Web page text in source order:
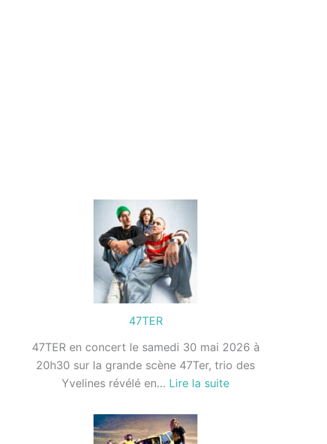
47TER
47TER en concert le samedi 30 mai 2026 à
20h30 sur la grande scène 47Ter, trio des
Yvelines révélé en… Lire la suite: